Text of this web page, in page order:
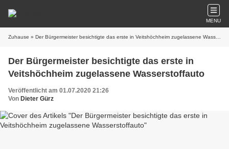
MENU
Zuhause » Der Bürgermeister besichtigte das erste in Veitshöchheim zugelassene Wasserstoffauto
Der Bürgermeister besichtigte das erste in
Veitshöchheim zugelassene Wasserstoffauto
Veröffentlicht am 01.07.2020 21:26
Von Dieter Gürz